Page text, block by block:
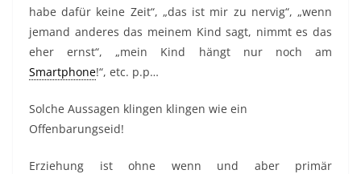
habe dafür keine Zeit“, „das ist mir zu nervig“, „wenn
jemand anderes das meinem Kind sagt, nimmt es das
eher ernst“, „mein Kind hängt nur noch am
Smartphone!“, etc. p.p…
Solche Aussagen klingen klingen wie ein
Offenbarungseid!
Erziehung ist ohne wenn und aber primär